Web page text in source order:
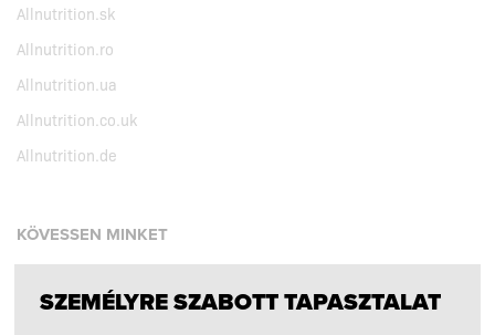
Allnutrition.sk
Allnutrition.ro
Allnutrition.ua
Allnutrition.co.uk
Allnutrition.de
KÖVESSEN MINKET
Facebook
SZEMÉLYRE SZABOTT TAPASZTALAT